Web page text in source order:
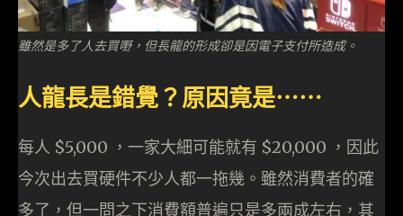
雖然是多了人去買嘢，但長龍的形成卻是因電子支付所造成。
人龍長是錯覺？原因竟是⋯⋯
每人 $5,000 ，一家大細可能就有 $20,000 ，因此
今次出去買硬件不少人都一拖幾。雖然消費者的確
多了，但一問之下消費額普遍只是多兩成左右，其